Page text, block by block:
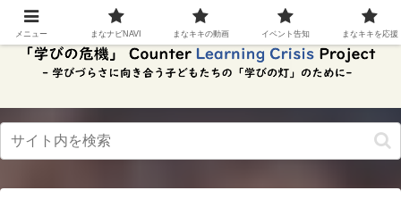
スク
リー
ンリ
ド。
この
ボタ
ンを
と、
メニュー まなナビNAVI まなキキの動画 イベント告知 まなキキを応援